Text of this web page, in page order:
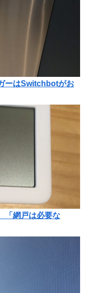
ーはSwitchbotがお
「網戸は必要な